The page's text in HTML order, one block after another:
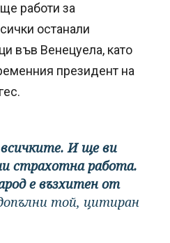
работи за
останали
във Венецуела, като
президент на
И ще ви
страхотна работа.
е възхитен от
той, цитиран